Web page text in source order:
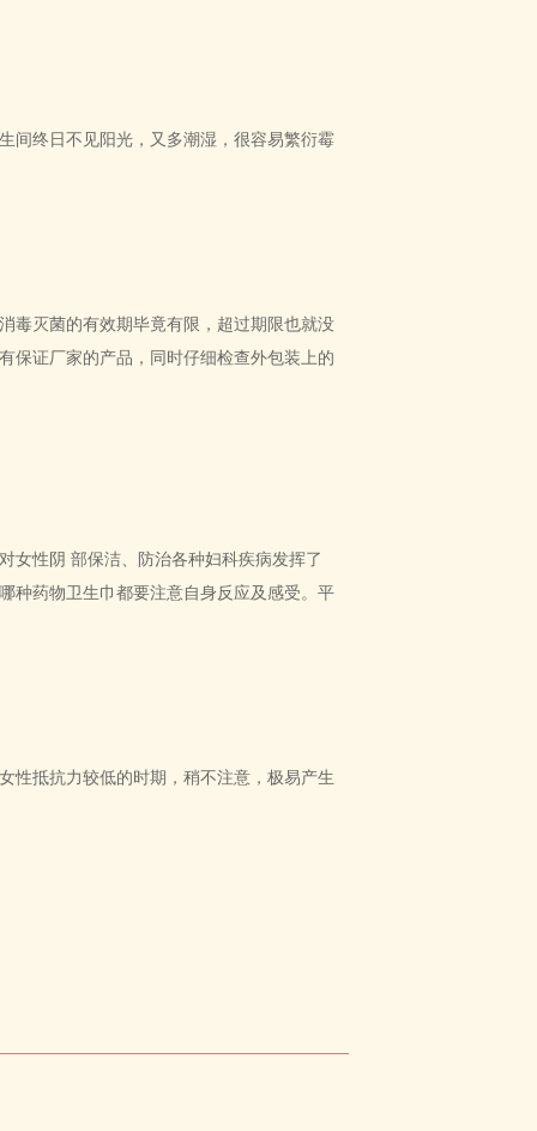
间终日不见阳光，又多潮湿，很容易繁衍霉
毒灭菌的有效期毕竟有限，超过期限也就没
保证厂家的产品，同时仔细检查外包装上的
女性阴 部保洁、防治各种妇科疾病发挥了
种药物卫生巾都要注意自身反应及感受。平
性抵抗力较低的时期，稍不注意，极易产生